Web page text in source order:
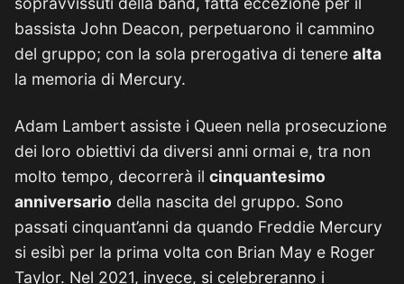
bassista John Deacon, perpetuarono il cammino
del gruppo; con la sola prerogativa di tenere alta
la memoria di Mercury.
Adam Lambert assiste i Queen nella prosecuzione
dei loro obiettivi da diversi anni ormai e, tra non
molto tempo, decorrerà il cinquantesimo
anniversario della nascita del gruppo. Sono
passati cinquant’anni da quando Freddie Mercury
si esibì per la prima volta con Brian May e Roger
Taylor. Nel 2021, invece, si celebreranno i